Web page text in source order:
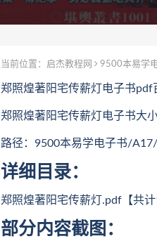
当前位置： 启杰教程网 9500本易学
郑照煌著阳宅传薪灯电子书pdf
郑照煌著阳宅传薪灯电子书大
路径：9500本易学电子书/A17/
详细目录：
郑照煌著阳宅传薪灯.pdf【共计
部分内容截图：